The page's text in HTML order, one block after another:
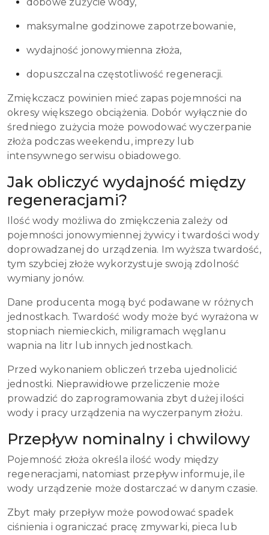
maksymalne godzinowe zapotrzebowanie,
wydajność jonowymienna złoża,
dopuszczalna częstotliwość regeneracji.
Zmiękczacz powinien mieć zapas pojemności na
okresy większego obciążenia. Dobór wyłącznie do
średniego zużycia może powodować wyczerpanie
złoża podczas weekendu, imprezy lub
intensywnego serwisu obiadowego.
Jak obliczyć wydajność między
regeneracjami?
Ilość wody możliwa do zmiękczenia zależy od
pojemności jonowymiennej żywicy i twardości wody
doprowadzanej do urządzenia. Im wyższa twardość,
tym szybciej złoże wykorzystuje swoją zdolność
wymiany jonów.
Dane producenta mogą być podawane w różnych
jednostkach. Twardość wody może być wyrażona w
stopniach niemieckich, miligramach węglanu
wapnia na litr lub innych jednostkach.
Przed wykonaniem obliczeń trzeba ujednolicić
jednostki. Nieprawidłowe przeliczenie może
prowadzić do zaprogramowania zbyt dużej ilości
wody i pracy urządzenia na wyczerpanym złożu.
Przepływ nominalny i chwilowy
Pojemność złoża określa ilość wody między
regeneracjami, natomiast przepływ informuje, ile
wody urządzenie może dostarczać w danym czasie.
Zbyt mały przepływ może powodować spadek
ciśnienia i ograniczać pracę zmywarki, pieca lub